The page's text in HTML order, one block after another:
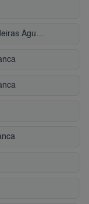
Condomínio Residencial Casa das Caldeiras Água Branca